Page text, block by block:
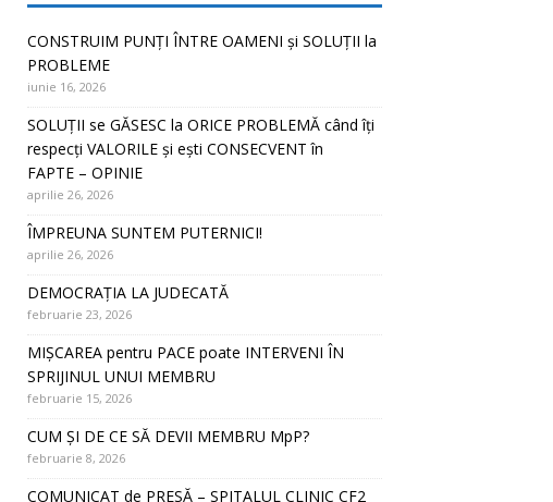
CONSTRUIM PUNȚI ÎNTRE OAMENI și SOLUȚII la
PROBLEME
iunie 16, 2026
SOLUȚII se GĂSESC la ORICE PROBLEMĂ când îți
respecți VALORILE și ești CONSECVENT în
FAPTE – OPINIE
aprilie 26, 2026
ÎMPREUNA SUNTEM PUTERNICI!
aprilie 26, 2026
DEMOCRAȚIA LA JUDECATĂ
februarie 23, 2026
MIȘCAREA pentru PACE poate INTERVENI ÎN
SPRIJINUL UNUI MEMBRU
februarie 15, 2026
CUM ȘI DE CE SĂ DEVII MEMBRU MpP?
februarie 8, 2026
COMUNICAT de PRESĂ – SPITALUL CLINIC CF2